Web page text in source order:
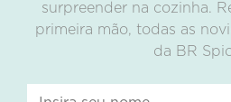
surpreender na cozinha.
primeira mão, todas as
da BR